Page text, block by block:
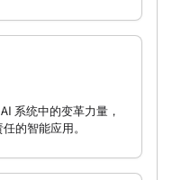
系统中的变革力量，
的智能应用。